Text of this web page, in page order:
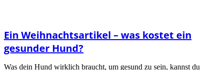
Ein Weihnachtsartikel – was kostet ein
gesunder Hund?
Was dein Hund wirklich braucht, um gesund zu sein, kannst du